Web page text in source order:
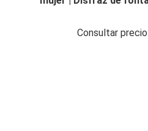
Consultar